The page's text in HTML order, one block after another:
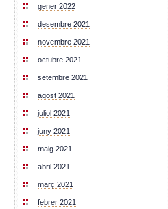
gener 2022
desembre 2021
novembre 2021
octubre 2021
setembre 2021
agost 2021
juliol 2021
juny 2021
maig 2021
abril 2021
març 2021
febrer 2021